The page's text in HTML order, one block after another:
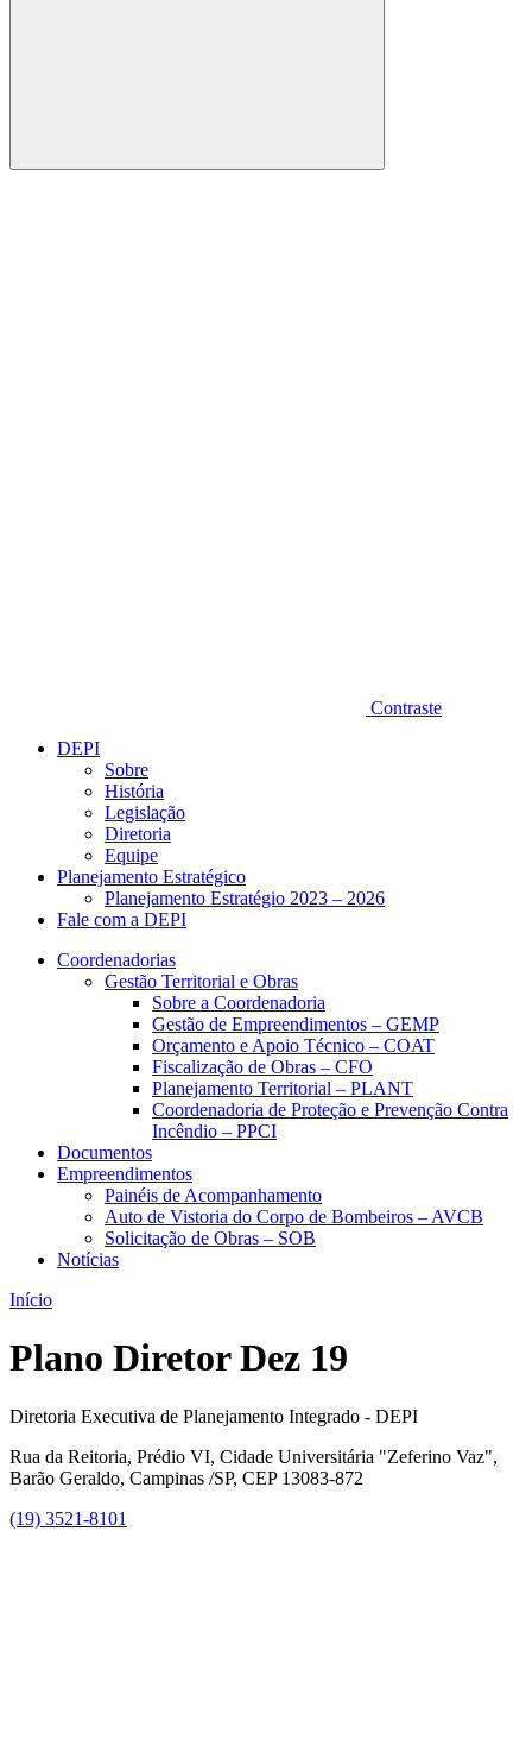
Buscar
Contraste
DEPI
Sobre
História
Legislação
Diretoria
Equipe
Planejamento Estratégico
Planejamento Estratégio 2023 – 2026
Fale com a DEPI
Coordenadorias
Gestão Territorial e Obras
Sobre a Coordenadoria
Gestão de Empreendimentos – GEMP
Orçamento e Apoio Técnico – COAT
Fiscalização de Obras – CFO
Planejamento Territorial – PLANT
Coordenadoria de Proteção e Prevenção Contra
Incêndio – PPCI
Documentos
Empreendimentos
Painéis de Acompanhamento
Auto de Vistoria do Corpo de Bombeiros – AVCB
Solicitação de Obras – SOB
Notícias
Início
Plano Diretor Dez 19
Diretoria Executiva de Planejamento Integrado - DEPI
Rua da Reitoria, Prédio VI, Cidade Universitária "Zeferino Vaz",
Barão Geraldo, Campinas /SP, CEP 13083-872
(19) 3521-8101